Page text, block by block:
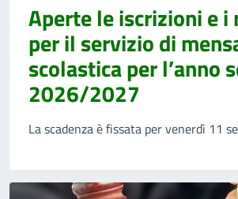
Aperte le iscrizioni e i
per il servizio di
scolastica per l’anno
2026/2027
La scadenza è fissata per venerdì 11